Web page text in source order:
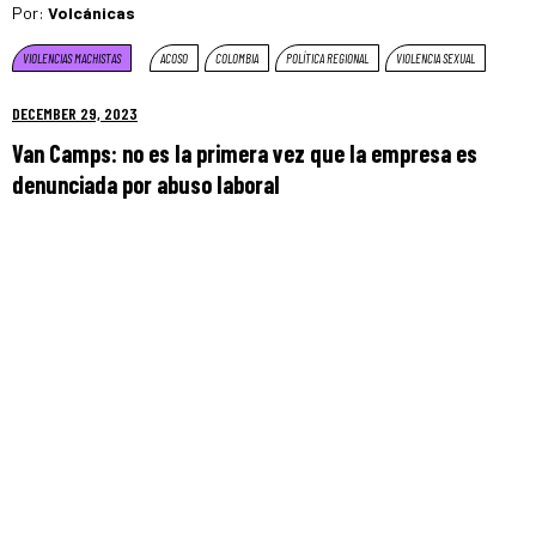
Por: Volcánicas
VIOLENCIAS MACHISTAS ACOSO COLOMBIA POLÍTICA REGIONAL VIOLENCIA SEXUAL
DECEMBER 29, 2023
Van Camps: no es la primera vez que la empresa es
denunciada por abuso laboral